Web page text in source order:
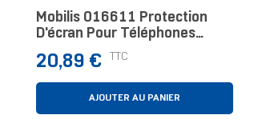
Mobilis 016611 Protection
D'écran Pour Téléphones
Portables Protection D'écran
Transparent Apple 1 Pièce(s)
Prix
20,89 € TTC
AJOUTER AU PANIER